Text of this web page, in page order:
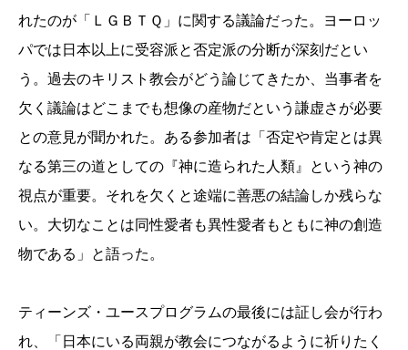
れたのが「ＬＧＢＴＱ」に関する議論だった。ヨーロッ
パでは日本以上に受容派と否定派の分断が深刻だとい
う。過去のキリスト教会がどう論じてきたか、当事者を
欠く議論はどこまでも想像の産物だという謙虚さが必要
との意見が聞かれた。ある参加者は「否定や肯定とは異
なる第三の道としての『神に造られた人類』という神の
視点が重要。それを欠くと途端に善悪の結論しか残らな
い。大切なことは同性愛者も異性愛者もともに神の創造
物である」と語った。
ティーンズ・ユースプログラムの最後には証し会が行わ
れ、「日本にいる両親が教会につながるように祈りたく